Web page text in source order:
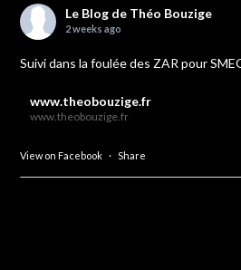
Le Blog de Théo Bouzige
2 weeks ago
Suivi dans la foulée des ZAR pour
www.theobouzige.fr
www.theobouzige.fr
View on Facebook · Share